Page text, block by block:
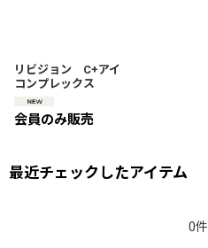
リビジョン C+アイ
コンプレックス
会員のみ販売
最近チェックしたアイテム
0件